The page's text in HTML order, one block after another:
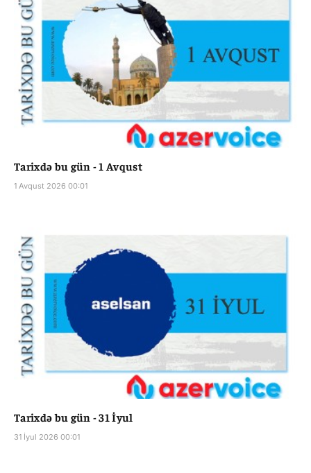
Tarixdə bu gün - 1 Avqust
1 Avqust 2026 00:01
Tarixdə bu gün - 31 İyul
31 İyul 2026 00:01